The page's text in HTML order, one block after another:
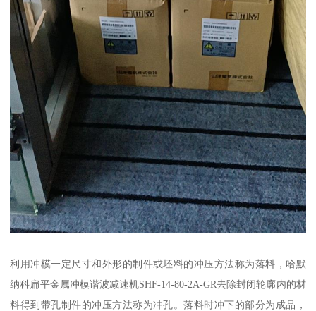
利用冲模一定尺寸和外形的制件或坯料的冲压方法称为落料，哈默
纳科扁平金属冲模谐波减速机SHF-14-80-2A-GR去除封闭轮廓内的材
料得到带孔制件的冲压方法称为冲孔。落料时冲下的部分为成品，